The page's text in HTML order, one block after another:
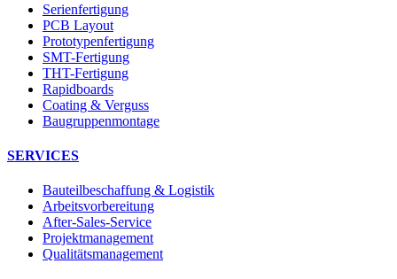
Serienfertigung
PCB Layout
Prototypenfertigung
SMT-Fertigung
THT-Fertigung
Rapidboards
Coating & Verguss
Baugruppenmontage
SERVICES
Bauteilbeschaffung & Logistik
Arbeitsvorbereitung
After-Sales-Service
Projektmanagement
Qualitätsmanagement